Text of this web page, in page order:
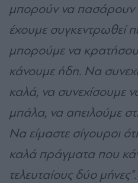
μπορούν να πασάρουν
έχουμε συγκεντρωθεί
μπορούμε να
κάνουμε ήδη. Να
καλά, να συνεχίσουμε
μπάλα, να απειλούμε
Να είμαστε σίγουροι
καλά πράγματα που
τελευταίους δύο μήνες”.